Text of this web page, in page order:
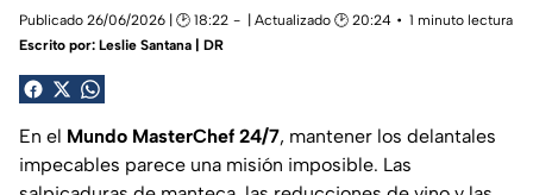
Publicado 26/06/2026 | 🕑 18:22 | Actualizado 🕑 20:24
1 minuto lectura
Escrito por: Leslie Santana | DR
En el Mundo MasterChef 24/7, mantener los delantales
impecables parece una misión imposible. Las